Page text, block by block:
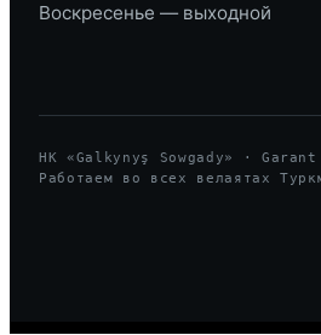
Воскресенье — выходной
HK «Galkynyş Sowgady» ·
Работаем во всех велаятах